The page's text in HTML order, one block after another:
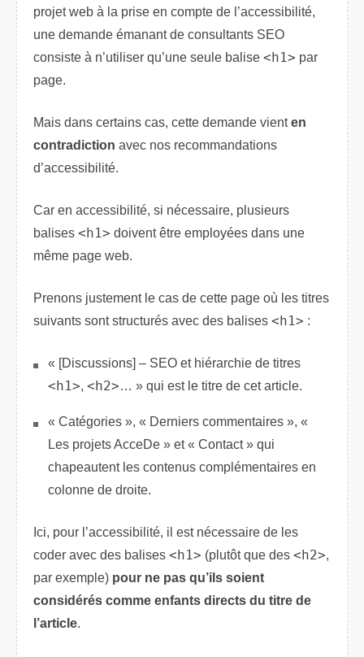
projet web à la prise en compte de l’accessibilité,
une demande émanant de consultants SEO
consiste à n’utiliser qu’une seule balise <h1> par
page.
Mais dans certains cas, cette demande vienten
contradiction avec nos recommandations
d’accessibilité.
Car en accessibilité, si nécessaire, plusieurs
balises <h1> doivent être employées dans une
même page web.
Prenons justement le cas de cette page où les titres
suivants sont structurés avec des balises <h1> :
« [Discussions] – SEO et hiérarchie de titres
<h1>, <h2>… » qui est le titre de cet article.
« Catégories », « Derniers commentaires », «
Les projets AcceDe » et « Contact » qui
chapeautent les contenus complémentaires en
colonne de droite.
Ici, pour l’accessibilité, il est nécessaire de les
coder avec des balises <h1> (plutôt que des <h2>,
par exemple) pour ne pas qu’ils soient
considérés comme enfants directs du titre de
l’article.